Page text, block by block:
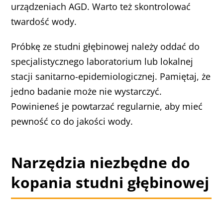
urządzeniach AGD. Warto też skontrolować
twardość wody.
Próbkę ze studni głębinowej należy oddać do
specjalistycznego laboratorium lub lokalnej
stacji sanitarno-epidemiologicznej. Pamiętaj, że
jedno badanie może nie wystarczyć.
Powinieneś je powtarzać regularnie, aby mieć
pewność co do jakości wody.
Narzędzia niezbędne do
kopania studni głębinowej